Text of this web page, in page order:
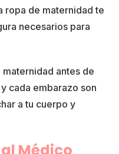
ropa de maternidad te
necesarios para
antes de
cada embarazo son
a tu cuerpo y
Médico